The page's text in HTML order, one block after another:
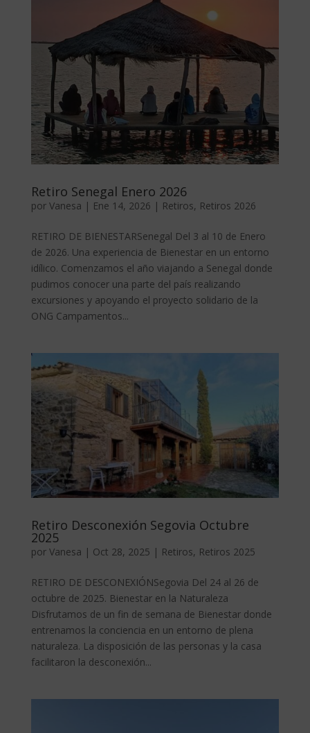
Retiro Senegal Enero 2026
por Vanesa | Ene 14, 2026 | Retiros, Retiros 2026
RETIRO DE BIENESTARSenegal Del 3 al 10 de Enero
de 2026. Una experiencia de Bienestar en un entorno
idílico. Comenzamos el año viajando a Senegal donde
pudimos conocer una parte del país realizando
excursiones y apoyando el proyecto solidario de la
ONG Campamentos...
Retiro Desconexión Segovia Octubre
2025
por Vanesa | Oct 28, 2025 | Retiros, Retiros 2025
RETIRO DE DESCONEXIÓNSegovia Del 24 al 26 de
octubre de 2025. Bienestar en la Naturaleza
Disfrutamos de un fin de semana de Bienestar donde
entrenamos la conciencia en un entorno de plena
naturaleza. La disposición de las personas y la casa
facilitaron la desconexión...